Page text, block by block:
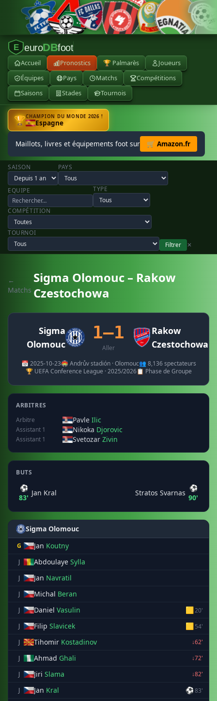
E euroDBfoot
Accueil Pronostics 🏆 Palmarès
Joueurs
Équipes
Pays Matchs
Compétitions
Saisons
Stades Tournois
🏆CHAMPION DU MONDE 2026 !
Espagne
Maillots, livres et équipements foot sur 🛒 Amazon.fr
SAISON PAYS
EQUIPE TYPE
COMPÉTITION
TOURNOI
Filtrer
✕
←
Matchs
Sigma Olomouc – Rakow
Czestochowa
Sigma
Olomouc
1–1
Aller
Rakow
Czestochowa
📅 2025-10-23🏟️ Andrův stadión · Olomouc👥 8,136 spectateurs
🏆 UEFA Conference League · 2025/2026📋 Phase de Groupe
ARBITRES
Arbitre
Pavle Ilic
Assistant 1 Nikoka Djorovic
Assistant 1 Svetozar Zivin
BUTS
⚽
83'
Jan Kral Stratos Svarnas
⚽
90'
Sigma Olomouc
G Jan Koutny
J Abdoulaye Sylla
J Jan Navratil
J Michal Beran
J Daniel Vasulin 🟨20'
J
Filip Slavicek 🟨54'
J
Tihomir Kostadinov
↓62'
J
Ahmad Ghali
↓72'
J
Jiri Slama
↓82'
J
Jan Kral ⚽83'